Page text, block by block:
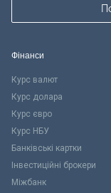
Фінанси
Курс валют
Курс долара
Курс євро
Курс НБУ
Банківські картки
Інвестиційні брокери
Міжбанк